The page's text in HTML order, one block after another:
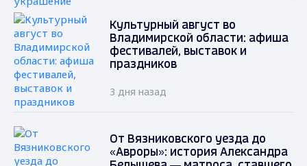
Культурный август во
Владимирской области: афиша
фестивалей, выставок и
праздников
3 дня назад
От Вязниковского уезда до
«Авроры»: история Александра